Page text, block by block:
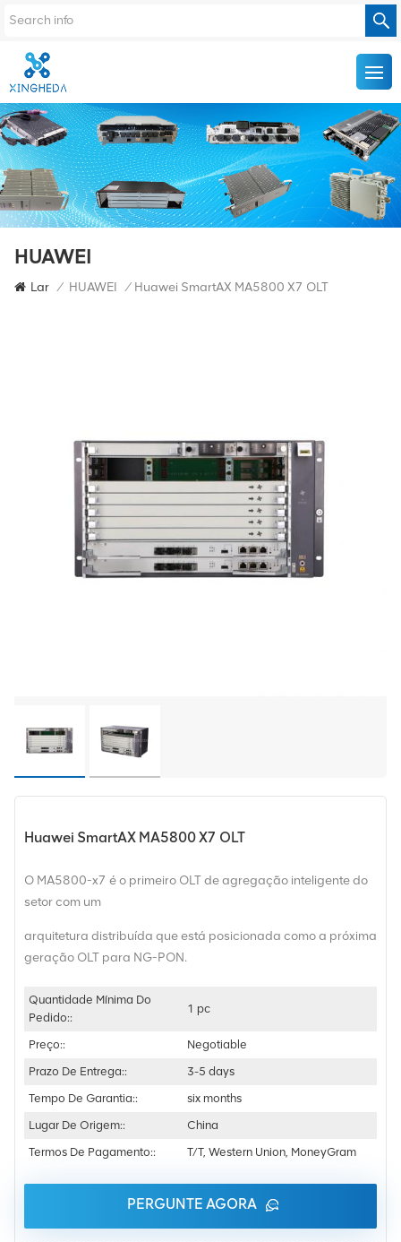
HUAWEI
Lar / HUAWEI / Huawei SmartAX MA5800 X7 OLT
Huawei SmartAX MA5800 X7 OLT
O MA5800-x7 é o primeiro OLT de agregação inteligente do
setor com um
arquitetura distribuída que está posicionada como a próxima
geração OLT para NG-PON.
Quantidade Mínima Do
Pedido::
1 pc
Preço::
Negotiable
Prazo De Entrega::
3-5 days
Tempo De Garantia::
six months
Lugar De Origem::
China
Termos De Pagamento::
T/T, Western Union, MoneyGram
PERGUNTE AGORA